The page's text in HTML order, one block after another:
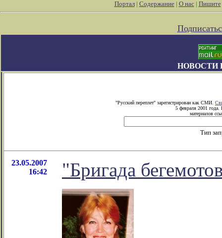
Портал| Содержание| О нас| Пишите
НОВОСТИ
"Русский переплет" зарегистрирован как СМИ.
5 февраля 2001 года.
материалов
Тип
23.05.2007
16:42
"Бригада